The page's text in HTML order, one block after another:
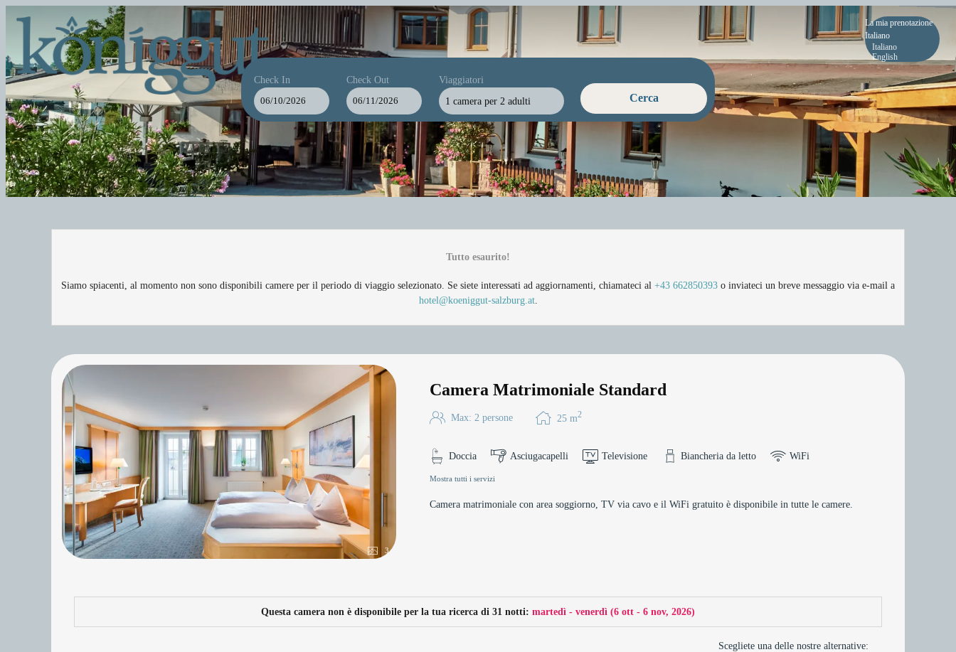
Check In Check Out
Viaggiatori
1 camera per 2 adulti Cerca
La mia prenotazione
Italiano
Italiano
English
Hotel Königgut - Le nostre offerte disponibili!
Tutto esaurito!
Siamo spiacenti, al momento non sono disponibili camere per il periodo di viaggio selezionato. Se siete interessati ad aggiornamenti, chiamateci al +43 662850393 o inviateci un breve messaggio via e-mail a
hotel@koeniggut-salzburg.at.
3
Camera Matrimoniale Standard
Max: 2 persone 25 m2
Doccia Asciugacapelli Televisione Biancheria da letto WiFi
Mostra tutti i servizi
Camera matrimoniale con area soggiorno, TV via cavo e il WiFi gratuito è disponibile in tutte le camere.
Questa camera non è disponibile per la tua ricerca di 31 notti: martedì - venerdì (6 ott - 6 nov, 2026)
Scegliete una delle nostre alternative: